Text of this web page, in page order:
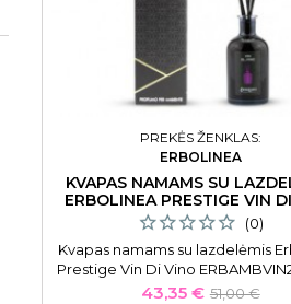
PREKĖS ŽENKLAS:
ERBOLINEA
KVAPAS NAMAMS SU
ERBOLINEA PRESTIGE VIN
250 ML
(0)
Kvapas namams su lazdelėmis
Prestige Vin Di Vino
ml
Kaina
43,35 € Bazinė
51,00 €